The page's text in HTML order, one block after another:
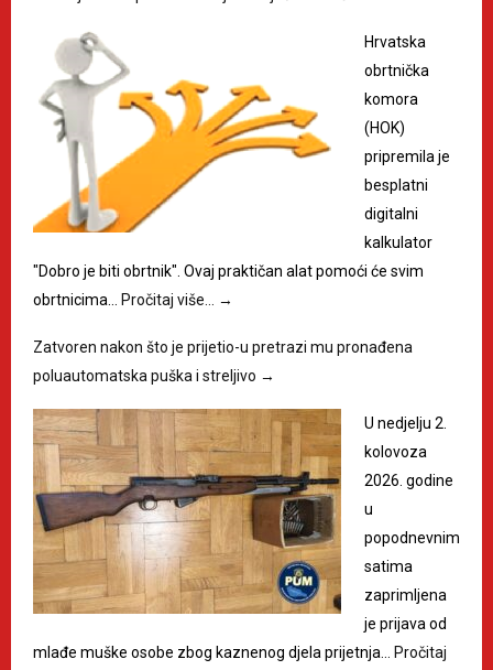
Hrvatska
obrtnička
komora
(HOK)
pripremila je
besplatni
digitalni
kalkulator
"Dobro je biti obrtnik". Ovaj praktičan alat pomoći će svim
obrtnicima… Pročitaj više… →
Zatvoren nakon što je prijetio-u pretrazi mu pronađena
poluautomatska puška i streljivo →
U nedjelju 2.
kolovoza
2026. godine
u
popodnevnim
satima
zaprimljena
je prijava od
mlađe muške osobe zbog kaznenog djela prijetnja… Pročitaj